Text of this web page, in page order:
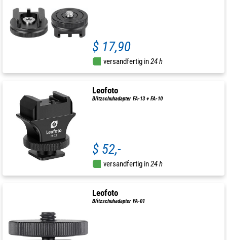
$ 17,90
versandfertig in24 h
Leofoto
Blitzschuhadapter FA-13 + FA-10
$ 52,-
versandfertig in24 h
Leofoto
Blitzschuhadapter FA-01